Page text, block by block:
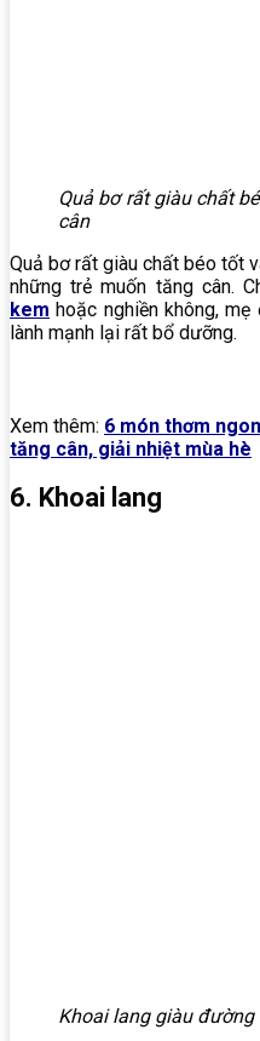
Quả bơ rất giàu chất
cân
Quả bơ rất giàu chất béo tốt
những trẻ muốn tăng cân.
kem hoặc nghiền không,
lành mạnh lại rất bổ dưỡng.
Xem thêm: 6 món thơm
tăng cân, giải nhiệt mùa hè
6. Khoai lang
Khoai lang giàu đường